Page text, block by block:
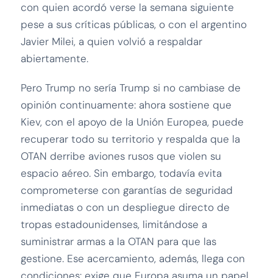
con quien acordó verse la semana siguiente
pese a sus críticas públicas, o con el argentino
Javier Milei, a quien volvió a respaldar
abiertamente.
Pero Trump no sería Trump si no cambiase de
opinión continuamente: ahora sostiene que
Kiev, con el apoyo de la Unión Europea, puede
recuperar todo su territorio y respalda que la
OTAN derribe aviones rusos que violen su
espacio aéreo. Sin embargo, todavía evita
comprometerse con garantías de seguridad
inmediatas o con un despliegue directo de
tropas estadounidenses, limitándose a
suministrar armas a la OTAN para que las
gestione. Ese acercamiento, además, llega con